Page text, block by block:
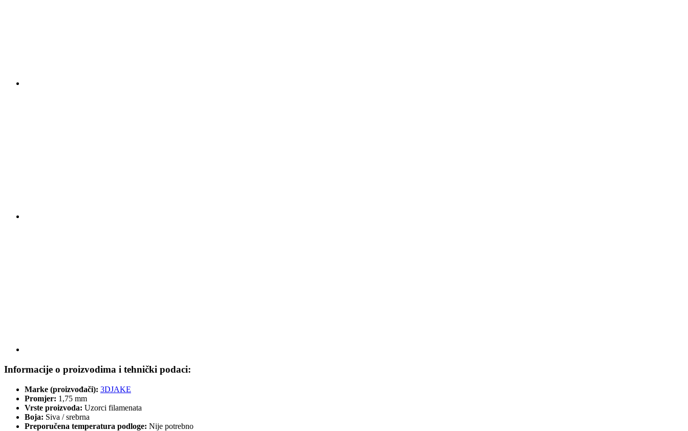
Informacije o proizvodima i tehnički podaci:
Marke (proizvođači): 3DJAKE
Promjer: 1,75 mm
Vrste proizvoda: Uzorci filamenata
Boja: Siva / srebrna
Preporučena temperatura podloge: Nije potrebno